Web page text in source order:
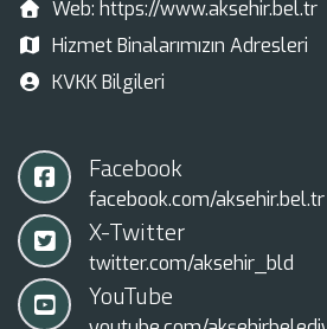
Web: https://www.aksehir.bel.tr
Hizmet Binalarımızın Adresleri
KVKK Bilgileri
Facebook
facebook.com/aksehir.bel.tr
X-Twitter
twitter.com/aksehir_bld
YouTube